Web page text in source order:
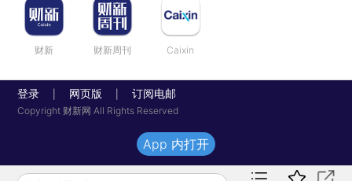
财新 财新周刊 Caixin
登录 网页版 订阅电邮
Copyright 财新网 All Rights Reserved
App 内打开